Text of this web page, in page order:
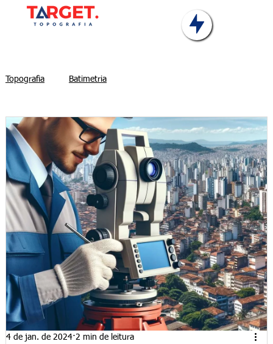
Topografia Batimetria
4 de jan. de 2024 2 min de leitura